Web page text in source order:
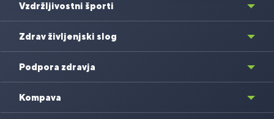
Vzdržljivostni športi
Zdrav življenjski slog
Podpora zdravja
Kompava